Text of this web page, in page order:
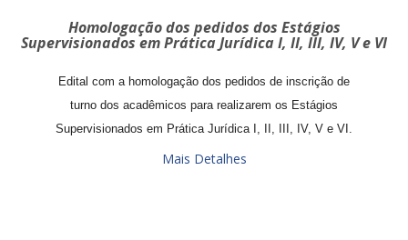
Homologação dos pedidos dos Estágios
Supervisionados em Prática Jurídica I, II, III, IV, V e VI
Edital com a homologação dos pedidos de inscrição de
turno dos acadêmicos para realizarem os Estágios
Supervisionados em Prática Jurídica I, II, III, IV, V e VI.
Mais Detalhes